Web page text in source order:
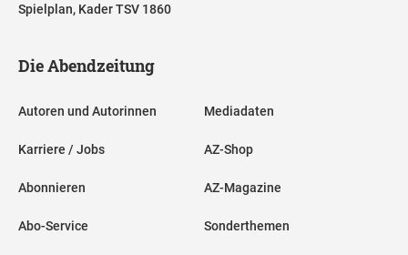
Spielplan, Kader TSV 1860
Die Abendzeitung
Autoren und Autorinnen
Karriere / Jobs
Abonnieren
Abo-Service
Mediadaten
AZ-Shop
AZ-Magazine
Sonderthemen